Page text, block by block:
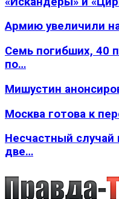
Армию увеличили
Семь погибших, 40
по…
Мишустин
Москва готова к
Несчастный случай
две…